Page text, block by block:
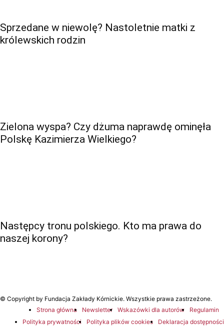
Sprzedane w niewolę? Nastoletnie matki z
królewskich rodzin
Zielona wyspa? Czy dżuma naprawdę ominęła
Polskę Kazimierza Wielkiego?
Następcy tronu polskiego. Kto ma prawa do
naszej korony?
© Copyright by Fundacja Zakłady Kórnickie. Wszystkie prawa zastrzeżone.
Strona główna
Newsletter Wskazówki dla autorów
Regulamin
Polityka prywatności
Polityka plików cookies Deklaracja dostępności